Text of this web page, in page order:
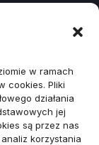
w ramach
cookies. Pliki
działania
jej
są przez nas
korzystania